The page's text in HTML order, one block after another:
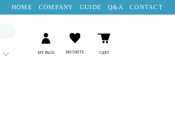
HOME COMPANY GUIDE Q&A CONTACT
MY PAGE FAVORITE CART